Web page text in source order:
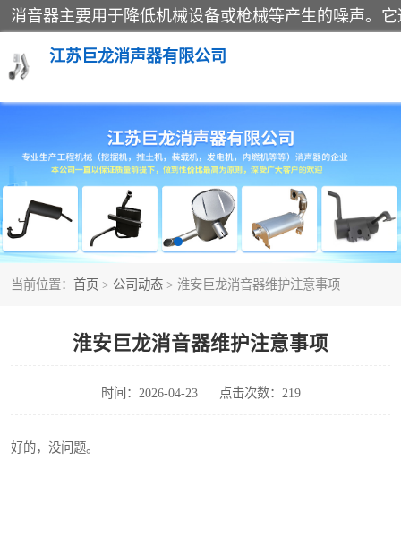
江苏巨龙消声器有限公司
当前位置： 首页 > 公司动态 > 淮安巨龙消音器维护注意事项
淮安巨龙消音器维护注意事项
时间：2026-04-23 点击次数：219
好的，没问题。
消声器